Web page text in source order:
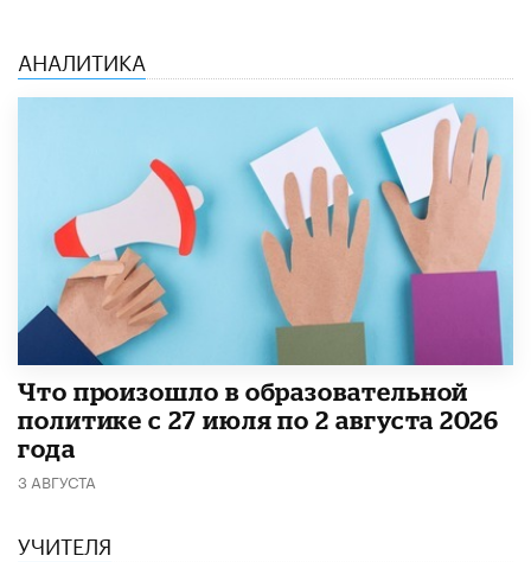
АНАЛИТИКА
​Что произошло в образовательной
политике с 27 июля по 2 августа 2026
года
3 АВГУСТА
УЧИТЕЛЯ